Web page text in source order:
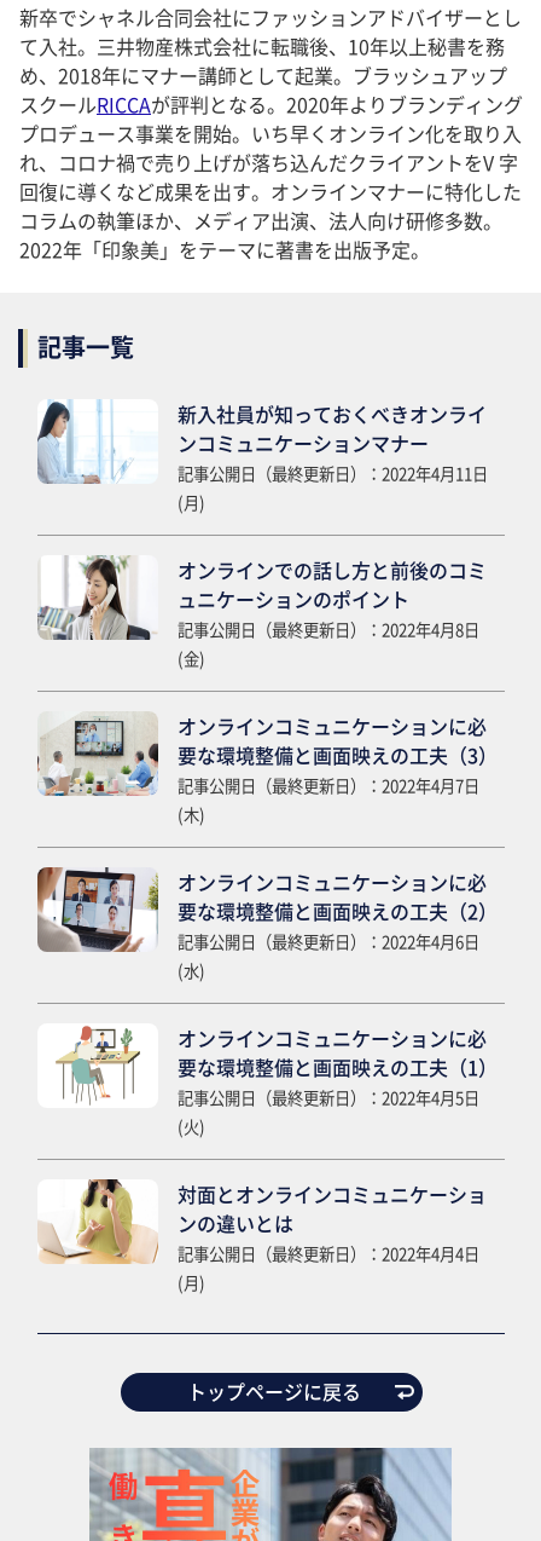
新卒でシャネル合同会社にファッションアドバイザーとし
て入社。三井物産株式会社に転職後、10年以上秘書を務
め、2018年にマナー講師として起業。ブラッシュアップ
スクールRICCAが評判となる。2020年よりブランディング
プロデュース事業を開始。いち早くオンライン化を取り入
れ、コロナ禍で売り上げが落ち込んだクライアントをV 字
回復に導くなど成果を出す。オンラインマナーに特化した
コラムの執筆ほか、メディア出演、法人向け研修多数。
2022年「印象美」をテーマに著書を出版予定。
記事一覧
新入社員が知っておくべきオンライ
ンコミュニケーションマナー
記事公開日（最終更新日）：2022年4月11日
(月)
オンラインでの話し方と前後のコミ
ュニケーションのポイント
記事公開日（最終更新日）：2022年4月8日
(金)
オンラインコミュニケーションに必
要な環境整備と画面映えの工夫（3）
記事公開日（最終更新日）：2022年4月7日
(木)
オンラインコミュニケーションに必
要な環境整備と画面映えの工夫（2）
記事公開日（最終更新日）：2022年4月6日
(水)
オンラインコミュニケーションに必
要な環境整備と画面映えの工夫（1）
記事公開日（最終更新日）：2022年4月5日
(火)
対面とオンラインコミュニケーショ
ンの違いとは
記事公開日（最終更新日）：2022年4月4日
(月)
トップページに戻る